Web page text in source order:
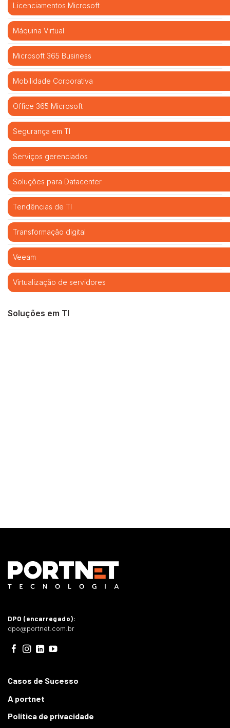
Licenciamentos Microsoft
Máquina Virtual
Microsoft 365 Business
Mobilidade Corporativa
Office 365 Microsoft
Segurança em TI
Serviços gerenciados
Soluções para Datacenter
Tendências de TI
Transformação digital
Veeam
Virtualização de servidores
Soluções em TI
DPO (encarregado):
dpo@portnet.com.br
Casos de Sucesso
A portnet
Política de privacidade